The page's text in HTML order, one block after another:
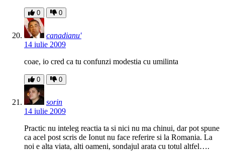
0 0
canadianu'
14 iulie 2009
coae, io cred ca tu confunzi modestia cu umilinta
0 0
sorin
14 iulie 2009
Practic nu inteleg reactia ta si nici nu ma chinui, dar pot spune
ca acel post scris de Ionut nu face referire si la Romania. La
noi e alta viata, alti oameni, sondajul arata cu totul altfel….